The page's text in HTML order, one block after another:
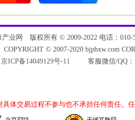
产业网
版权所有 © 2009-2022 电话：010-
COPYRIGHT © 2007-2020 bjphxw.com
京ICP备14049129号-11
客服微信/QQ：
具体交易过程不参与也不承担任何责任。